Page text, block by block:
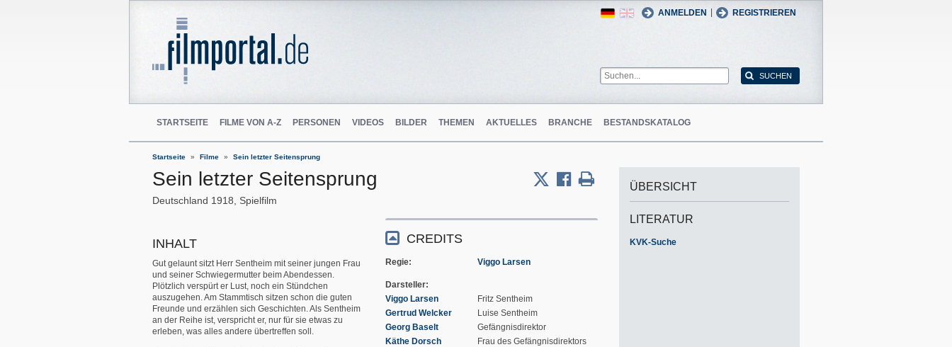
ANMELDEN REGISTRIEREN
English
German
STARTSEITE FILME VON A-Z PERSONEN VIDEOS BILDER THEMEN AKTUELLES BRANCHE BESTANDSKATALOG
Startseite Filme Sein letzter Seitensprung
Sein letzter Seitensprung
Deutschland 1918 Spielfilm
INHALT
Gut gelaunt sitzt Herr Sentheim mit seiner jungen Frau
und seiner Schwiegermutter beim Abendessen.
Plötzlich verspürt er Lust, noch ein Stündchen
auszugehen. Am Stammtisch sitzen schon die guten
Freunde und erzählen sich Geschichten. Als Sentheim
an der Reihe ist, verspricht er, nur für sie etwas zu
erleben, was alles andere übertreffen soll.
CREDITS
Regie Viggo Larsen
Darsteller
Viggo Larsen
Fritz Sentheim
Gertrud Welcker
Luise Sentheim
Georg Baselt
Gefängnisdirektor
Käthe Dorsch
Frau des Gefängnisdirektors
ÜBERSICHT
LITERATUR
KVK-Suche